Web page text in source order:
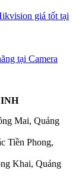
giá tốt tại
tại Camera
Mai, Quảng
Tiền Phong,
Khai, Quảng